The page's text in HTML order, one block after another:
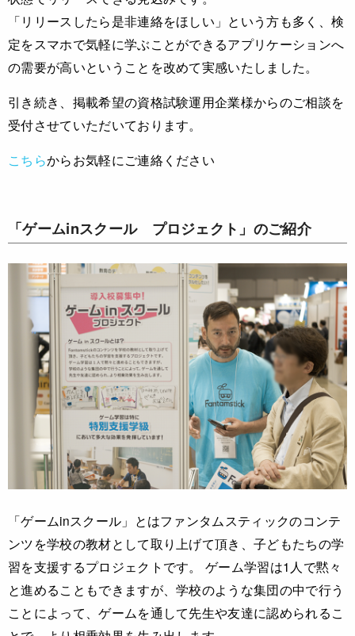
「リリースしたら是非連絡をほしい」という方も多く、検
定をスマホで気軽に学ぶことができるアプリケーションへ
の需要が高いということを改めて実感いたしました。
引き続き、掲載希望の資格試験運用企業様からのご相談を
受付させていただいております。
こちらからお気軽にご連絡ください
「ゲームinスクール プロジェクト」のご紹介
「ゲームinスクール」とはファンタムスティックのコンテ
ンツを学校の教材として取り上げて頂き、子どもたちの学
習を支援するプロジェクトです。 ゲーム学習は1人で黙々
と進めることもできますが、学校のような集団の中で行う
ことによって、ゲームを通して先生や友達に認められるこ